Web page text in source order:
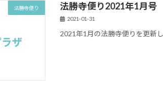
法勝寺便り 法勝寺便り2021年1月号
2021-01-31
2021年1月の法勝寺便りを更新し